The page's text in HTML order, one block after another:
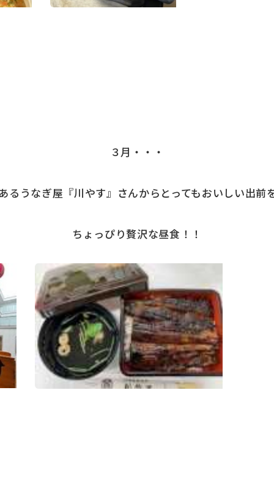
３月・・・
るうなぎ屋『川やす』さんからとってもおいしい出前を
ちょっぴり贅沢な昼食！！